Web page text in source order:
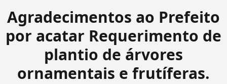
Agradecimentos ao Prefeito
por acatar Requerimento de
plantio de árvores
ornamentais e frutíferas.